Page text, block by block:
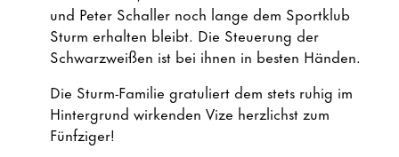
und Peter Schaller noch lange dem Sportklub
Sturm erhalten bleibt. Die Steuerung der
Schwarzweißen ist bei ihnen in besten Händen.
Die Sturm-Familie gratuliert dem stets ruhig im
Hintergrund wirkenden Vize herzlichst zum
Fünfziger!